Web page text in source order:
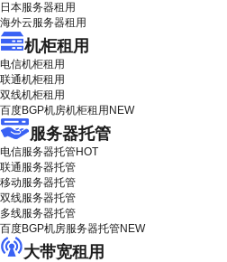
日本服务器租用
海外云服务器租用
机柜租用
电信机柜租用
联通机柜租用
双线机柜租用
百度BGP机房机柜租用 NEW
服务器托管
电信服务器托管HOT
联通服务器托管
移动服务器托管
双线服务器托管
多线服务器托管
百度BGP机房服务器托管NEW
大带宽租用